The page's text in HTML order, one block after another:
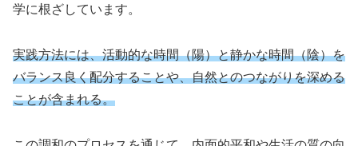
学に根ざしています。
実践方法には、活動的な時間（陽）と静かな時間（陰）を
バランス良く配分することや、自然とのつながりを深める
ことが含まれる。